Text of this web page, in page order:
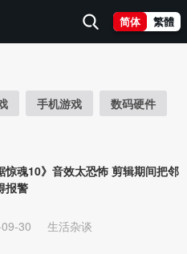
简体 繁體
手机游戏
数码硬件
惊魂10》音效太恐怖 剪辑期间把邻
报警
30 生活杂谈